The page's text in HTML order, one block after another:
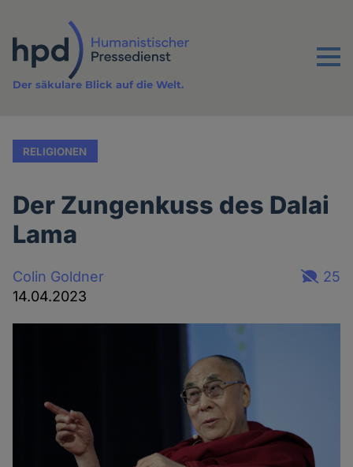
Inhalt
Menu
Der säkulare Blick auf die Welt.
RELIGIONEN
Der Zungenkuss des Dalai
Lama
Colin Goldner
14.04.2023
25